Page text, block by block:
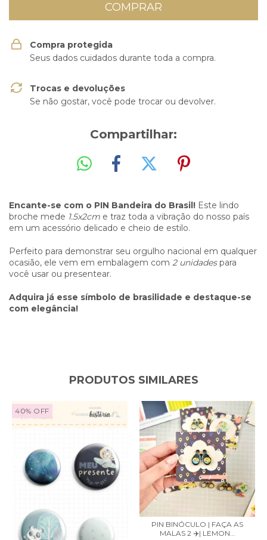
Compra protegida
Seus dados cuidados durante toda a compra.
Trocas e devoluções
Se não gostar, você pode trocar ou devolver.
Compartilhar:
Encante-se com o PIN Bandeira do Brasil! Este lindo
broche mede 1.5x2cm e traz toda a vibração do nosso país
em um acessório delicado e cheio de estilo.
Perfeito para demonstrar seu orgulho nacional em qualquer
ocasião, ele vem em embalagem com 2 unidadespara
você usar ou presentear.
Adquira já esse símbolo de brasilidade e destaque-se
com elegância!
PRODUTOS SIMILARES
40% OFF
PIN BINÓCULO | FAÇA AS
MALAS 2 ✈️| LEMON...